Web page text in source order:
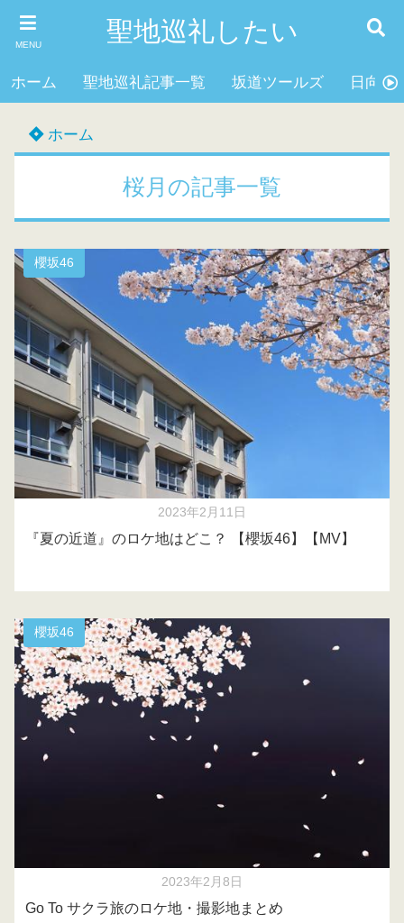
MENU 聖地巡礼したい
ホーム 聖地巡礼記事一覧 坂道ツールズ 日向坂
ホーム
桜月の記事一覧
櫻坂46
2023年2月11日
『夏の近道』のロケ地はどこ？ 【櫻坂46】【MV】
櫻坂46
2023年2月8日
Go To サクラ旅のロケ地・撮影地まとめ